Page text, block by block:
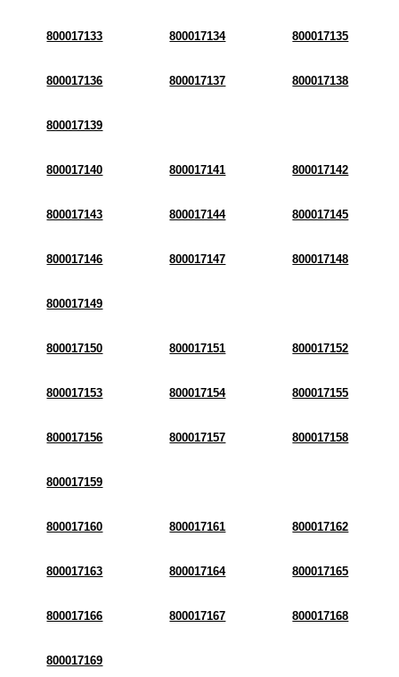
800017133 800017134 800017135
800017136 800017137 800017138
800017139
800017140 800017141 800017142
800017143 800017144 800017145
800017146 800017147 800017148
800017149
800017150 800017151 800017152
800017153 800017154 800017155
800017156 800017157 800017158
800017159
800017160 800017161 800017162
800017163 800017164 800017165
800017166 800017167 800017168
800017169